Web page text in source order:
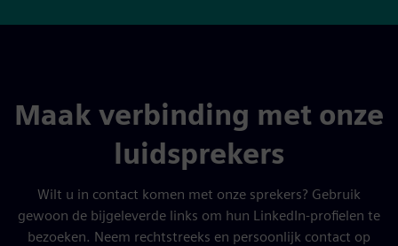
Maak verbinding met onze
luidsprekers
Wilt u in contact komen met onze sprekers? Gebruik
gewoon de bijgeleverde links om hun LinkedIn-profielen te
bezoeken. Neem rechtstreeks en persoonlijk contact op